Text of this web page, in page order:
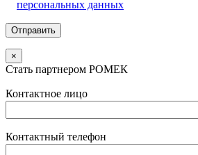
персональных данных
×
Стать партнером РОМЕК
Контактное лицо
Контактный телефон